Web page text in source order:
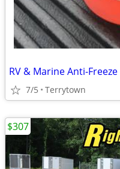
RV & Marine Anti-Freeze
7/5 Terrytown
$307